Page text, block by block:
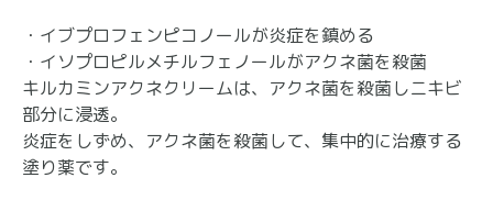
・イブプロフェンピコノールが炎症を鎮める
・イソプロピルメチルフェノールがアクネ菌を殺菌
キルカミンアクネクリームは、アクネ菌を殺菌しニキビ
部分に浸透。
炎症をしずめ、アクネ菌を殺菌して、集中的に治療する
塗り薬です。